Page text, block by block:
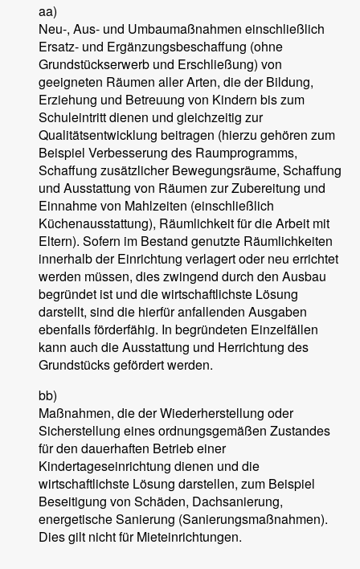
aa)
Neu-, Aus- und Umbaumaßnahmen einschließlich
Ersatz- und Ergänzungsbeschaffung (ohne
Grundstückserwerb und Erschließung) von
geeigneten Räumen aller Arten, die der Bildung,
Erziehung und Betreuung von Kindern bis zum
Schuleintritt dienen und gleichzeitig zur
Qualitätsentwicklung beitragen (hierzu gehören zum
Beispiel Verbesserung des Raumprogramms,
Schaffung zusätzlicher Bewegungsräume, Schaffung
und Ausstattung von Räumen zur Zubereitung und
Einnahme von Mahlzeiten (einschließlich
Küchenausstattung), Räumlichkeit für die Arbeit mit
Eltern). Sofern im Bestand genutzte Räumlichkeiten
innerhalb der Einrichtung verlagert oder neu errichtet
werden müssen, dies zwingend durch den Ausbau
begründet ist und die wirtschaftlichste Lösung
darstellt, sind die hierfür anfallenden Ausgaben
ebenfalls förderfähig. In begründeten Einzelfällen
kann auch die Ausstattung und Herrichtung des
Grundstücks gefördert werden.
bb)
Maßnahmen, die der Wiederherstellung oder
Sicherstellung eines ordnungsgemäßen Zustandes
für den dauerhaften Betrieb einer
Kindertageseinrichtung dienen und die
wirtschaftlichste Lösung darstellen, zum Beispiel
Beseitigung von Schäden, Dachsanierung,
energetische Sanierung (Sanierungsmaßnahmen).
Dies gilt nicht für Mieteinrichtungen.